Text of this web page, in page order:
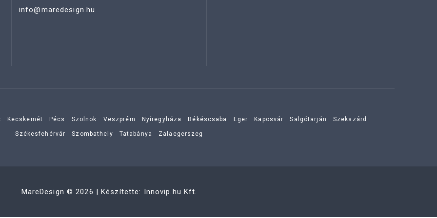
info@maredesign.hu
Kecskemét Pécs Szolnok Veszprém Nyíregyháza Békéscsaba Eger Kaposvár Salgótarján Szekszárd
Székesfehérvár Szombathely Tatabánya Zalaegerszeg
MareDesign ©2026 | Készítette: Innovip.hu Kft.